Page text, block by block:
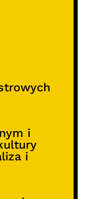
i
i